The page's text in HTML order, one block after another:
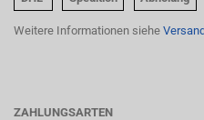
Weitere Informationen siehe
ZAHLUNGSARTEN